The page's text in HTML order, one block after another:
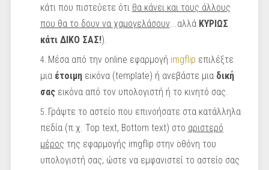
κάτι που πιστεύετε ότι θα κάνει και τους άλλους
που θα το δουν να χαμογελάσουν...αλλά ΚΥΡΙΩΣ
κάτι ΔΙΚΟ ΣΑΣ!).
Μέσα από την online εφαρμογή imgflip επιλέξτε
μια έτοιμηεικόνα (template) ή ανεβάστε μια δική
σαςεικόνα από τον υπολογιστή ή το κινητό σας.
Γράψτε το αστείο που επινοήσατε στα κατάλληλα
πεδία (π.χ. Top text, Bottom text) στο αριστερό
μέρος της εφαρμογής imgflip στην οθόνη του
υπολογιστή σας, ώστε να εμφανιστεί το αστείο σας